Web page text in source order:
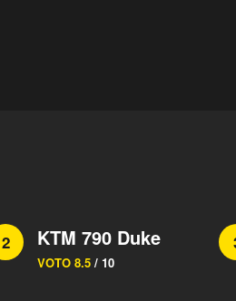
2 KTM 790 Duke
VOTO 8.5 / 10